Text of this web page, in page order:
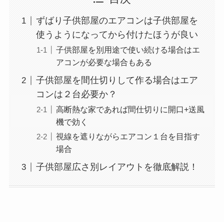
ずばり子供部屋のエアコンは子供部屋を
使うようになってから付けたほうが良い
子供部屋を別用途で使い続ける場合はエ
アコンが必要な場合もある
子供部屋を間仕切りして作る場合はエア
コンは２台必要か？
高断熱な家であれば間仕切りに開口+送風
機で効く
視線を遮りながらエアコン１台を目指す
場合
子供部屋広さ別レイアウトを徹底解説！